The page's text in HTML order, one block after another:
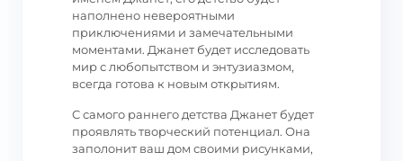
наполнено невероятными
приключениями и замечательными
моментами. Джанет будет исследовать
мир с любопытством и энтузиазмом,
всегда готова к новым открытиям.
С самого раннего детства Джанет будет
проявлять творческий потенциал. Она
заполонит ваш дом своими рисунками,